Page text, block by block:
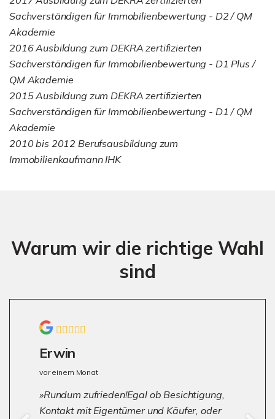
Sachverständigen für Immobilienbewertung - D2 / QM
Akademie
2016 Ausbildung zum DEKRA zertifizierten
Sachverständigen für Immobilienbewertung - D1 Plus /
QM Akademie
2015 Ausbildung zum DEKRA zertifizierten
Sachverständigen für Immobilienbewertung - D1 / QM
Akademie
2010 bis 2012 Berufsausbildung zum
Immobilienkaufmann IHK
Warum wir die richtige Wahl
sind
Erwin
vor einem Monat
Rundum zufrieden!Egal ob Besichtigung,
Kontakt mit Eigentümer und Käufer, oder